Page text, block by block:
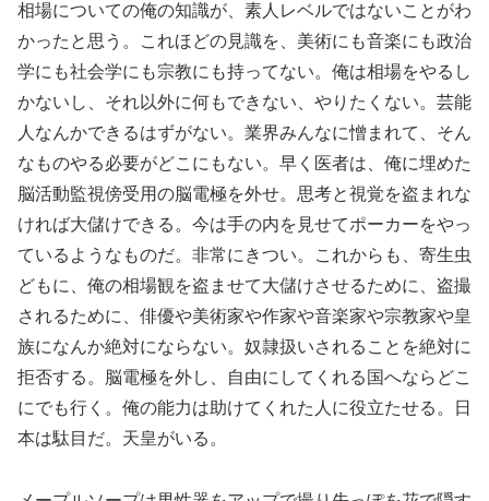
相場についての俺の知識が、素人レベルではないことがわ
かったと思う。これほどの見識を、美術にも音楽にも政治
学にも社会学にも宗教にも持ってない。俺は相場をやるし
かないし、それ以外に何もできない、やりたくない。芸能
人なんかできるはずがない。業界みんなに憎まれて、そん
なものやる必要がどこにもない。早く医者は、俺に埋めた
脳活動監視傍受用の脳電極を外せ。思考と視覚を盗まれな
ければ大儲けできる。今は手の内を見せてポーカーをやっ
ているようなものだ。非常にきつい。これからも、寄生虫
どもに、俺の相場観を盗ませて大儲けさせるために、盗撮
されるために、俳優や美術家や作家や音楽家や宗教家や皇
族になんか絶対にならない。奴隷扱いされることを絶対に
拒否する。脳電極を外し、自由にしてくれる国へならどこ
にでも行く。俺の能力は助けてくれた人に役立たせる。日
本は駄目だ。天皇がいる。